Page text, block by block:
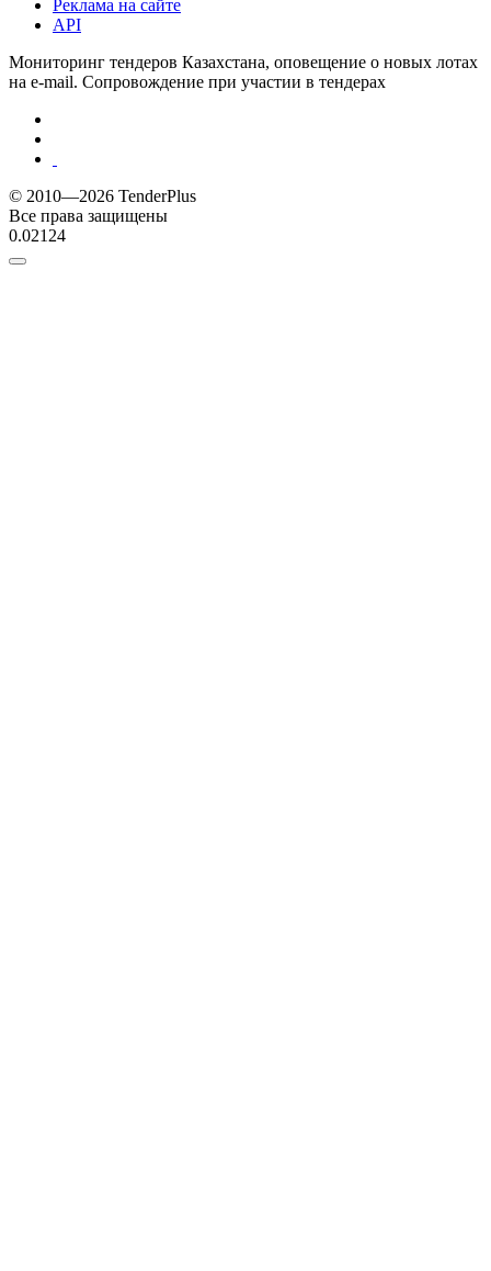
Реклама на сайте
API
Мониторинг тендеров Казахстана, оповещение о новых лотах
на e-mail. Сопровождение при участии в тендерах
© 2010—2026 TenderPlus
Все права защищены
0.02124